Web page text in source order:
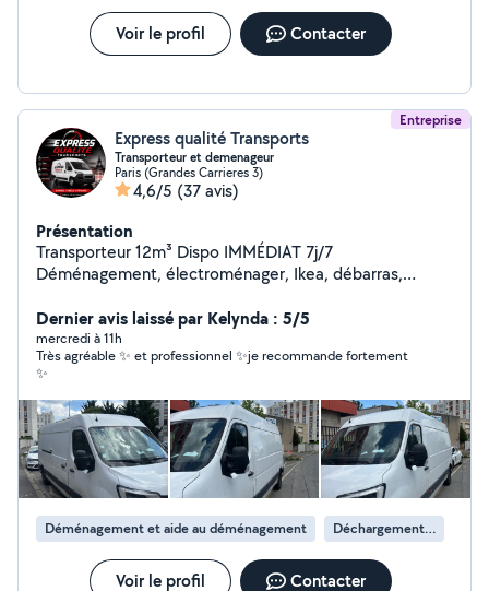
Voir le profil Contacter
Entreprise
Express qualité Transports
Transporteur et demenageur
Paris (Grandes Carrieres 3)
4,6/5 (37 avis)
Présentation
Transporteur 12m³ Dispo IMMÉDIAT 7j/7
Déménagement, électroménager, Ikea, débarras,
(souvent dans l'heure) Aide au chargement possible Prix
correct, travail propre Paris & Île-de-France Réponse en
quelques minutes contactez-moi maintenant
Dernier avis laissé par Kelynda : 5/5
mercredi à 11h
Très agréable ✨ et professionnel ✨je recommande fortement
✨
Déménagement et aide au déménagement Déchargement de camion de déménagement
Voir le profil Contacter